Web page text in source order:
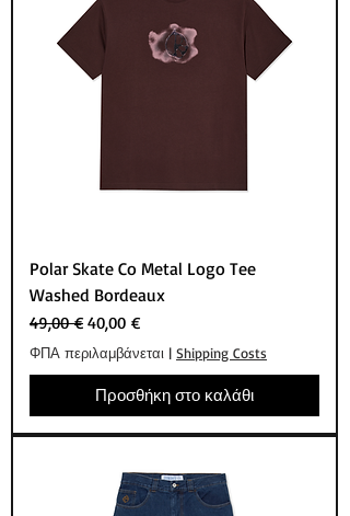
Polar Skate Co Metal Logo Tee
Washed Bordeaux
Κανονική τιμή
49,00 € Τιμή Έκπτωσης
40,00 €
ΦΠΑ περιλαμβάνεται | Shipping Costs
Προσθήκη στο καλάθι